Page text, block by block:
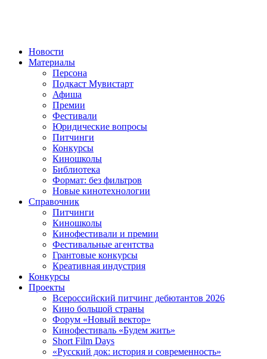
Новости
Материалы
Персона
Подкаст Мувистарт
Афиша
Премии
Фестивали
Юридические вопросы
Питчинги
Конкурсы
Киношколы
Библиотека
Формат: без фильтров
Новые кинотехнологии
Справочник
Питчинги
Киношколы
Кинофестивали и премии
Фестивальные агентства
Грантовые конкурсы
Креативная индустрия
Конкурсы
Проекты
Всероссийский питчинг дебютантов 2026
Кино большой страны
Форум «Новый вектор»
Кинофестиваль «Будем жить»
Short Film Days
«Русский док: история и современность»